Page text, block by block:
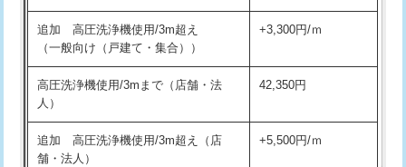
マス交換（深さ50㎝以上） 66,000円
コンクリート斫り（厚さ10㎝まで） 27,500円
コンクリート斫り（厚さ10㎝超え）
モルタル補修（厚さ10㎝まで）
持込商品取付（混合水栓） 16,500円
給水管工事※（ホール加工)
給水管工事※（バンド止め) 3,300円
追加 高圧洗浄機使用/3m超え
（一般向け（戸建て・集合））
+3,300円/ｍ
高圧洗浄機使用/3mまで（店舗・法
人）
42,350円
追加 高圧洗浄機使用/3m超え（店
舗・法人）
+5,500円/ｍ